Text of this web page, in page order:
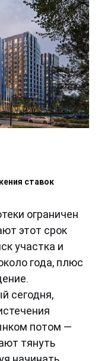
ставок
ограничен
этот срок
участка и
года, плюс
сегодня,
потом —
тянуть